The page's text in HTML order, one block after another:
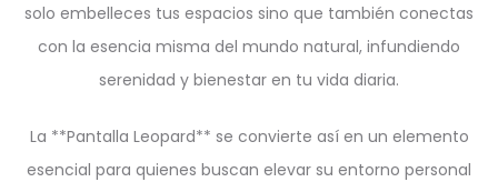
solo embelleces tus espacios sino que también conectas
con la esencia misma del mundo natural, infundiendo
serenidad y bienestar en tu vida diaria.
La **Pantalla Leopard** se convierte así en un elemento
esencial para quienes buscan elevar su entorno personal